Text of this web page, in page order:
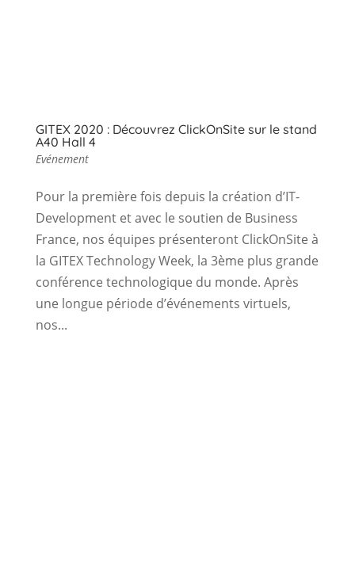
GITEX 2020 : Découvrez ClickOnSite sur le stand
A40 Hall 4
Evénement
Pour la première fois depuis la création d’IT-
Development et avec le soutien de Business
France, nos équipes présenteront ClickOnSite à
la GITEX Technology Week, la 3ème plus grande
conférence technologique du monde. Après
une longue période d’événements virtuels,
nos...